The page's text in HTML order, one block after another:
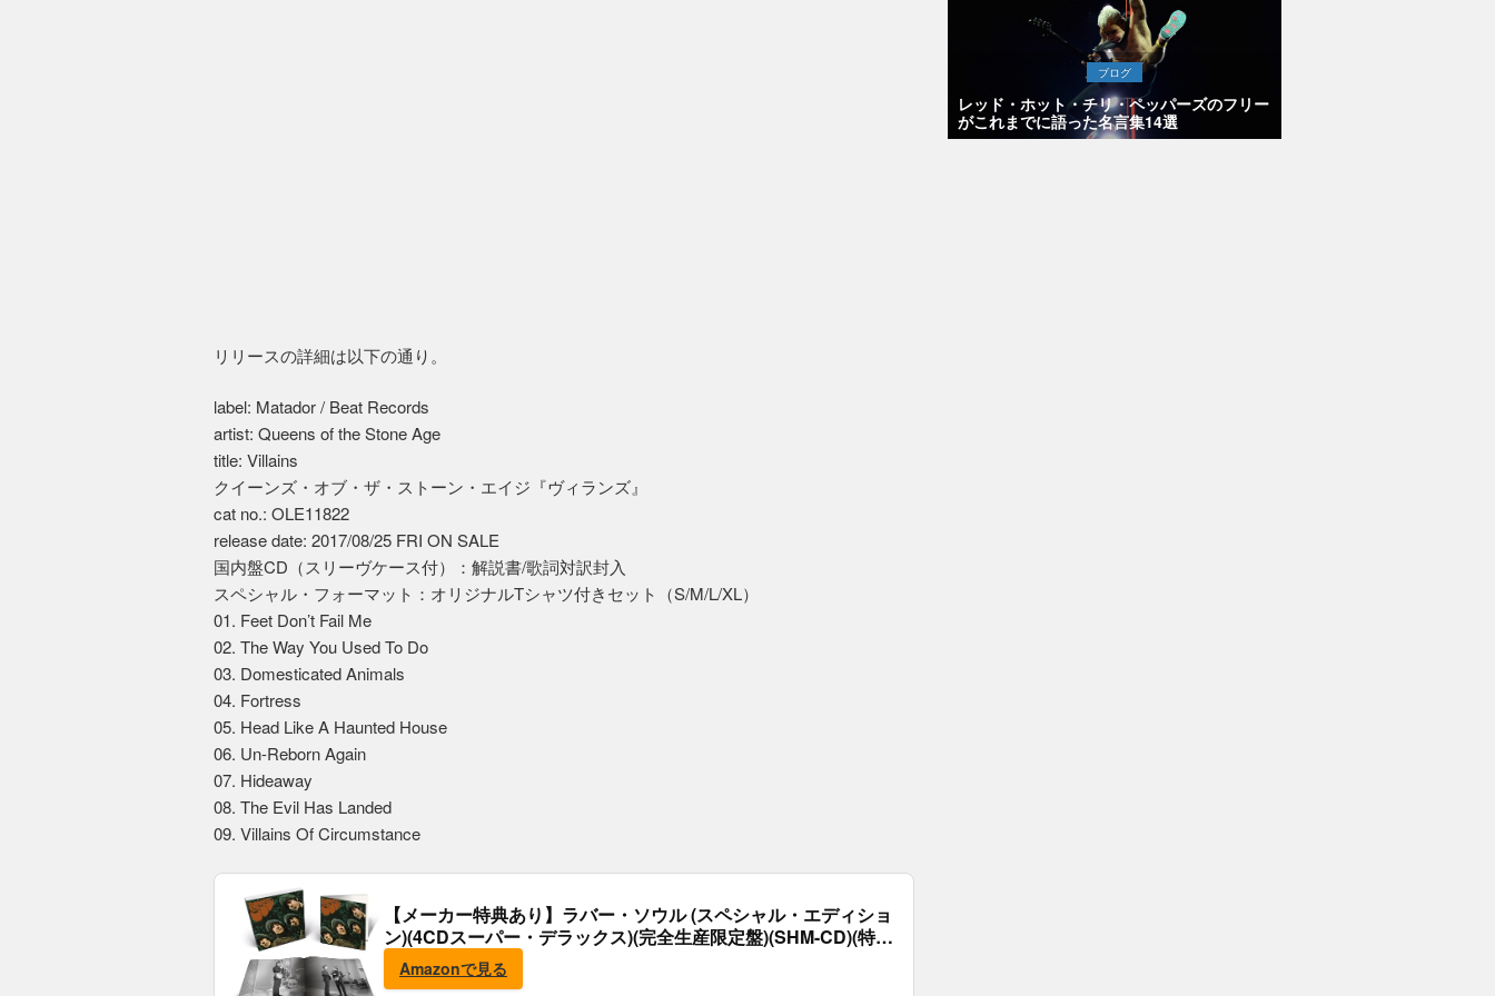
リリースの詳細は以下の通り。
label: Matador / Beat Records
artist: Queens of the Stone Age
title: Villains
クイーンズ・オブ・ザ・ストーン・エイジ『ヴィランズ』
cat no.: OLE11822
release date: 2017/08/25 FRI ON SALE
国内盤CD（スリーヴケース付）：解説書/歌詞対訳封入
スペシャル・フォーマット：オリジナルTシャツ付きセット（S/M/L/XL）
01. Feet Don’t Fail Me
02. The Way You Used To Do
03. Domesticated Animals
04. Fortress
05. Head Like A Haunted House
06. Un-Reborn Again
07. Hideaway
08. The Evil Has Landed
09. Villains Of Circumstance
【メーカー特典あり】ラバー・ソウル (スペシャル・エディショ
ン)(4CDスーパー・デラックス)(完全生産限定盤)(SHM-CD)(特
典:B2ポスター付)
Amazonで見る
ブログ
レッド・ホット・チリ・ペッパーズのフリー
がこれまでに語った名言集14選